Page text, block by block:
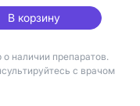
В корзину
наличии препаратов.
с врачом